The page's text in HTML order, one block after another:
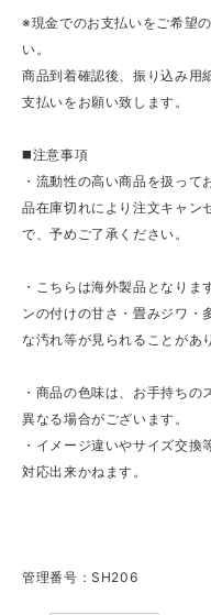
※現金でのお支払いをご希望
い。
商品到着確認後、振り込み用
支払いをお願い致します。
◼️注意事項
・流動性の高い商品を扱っ
品在庫切れにより注文キャン
で、予めご了承ください。
・こちらは海外製品となり
ンの付けの甘さ・畳みジワ・
な汚れ等が見られることがあ
・商品の色味は、お手持ち
異なる場合がございます。
・イメージ違いやサイズ交
対応出来かねます。
管理番号：SH206